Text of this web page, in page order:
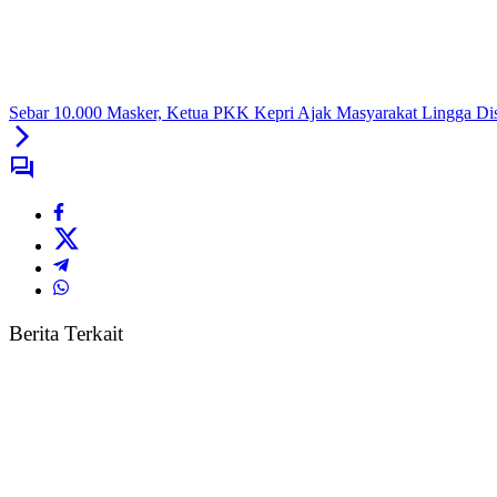
Sebar 10.000 Masker, Ketua PKK Kepri Ajak Masyarakat Lingga
Berita Terkait